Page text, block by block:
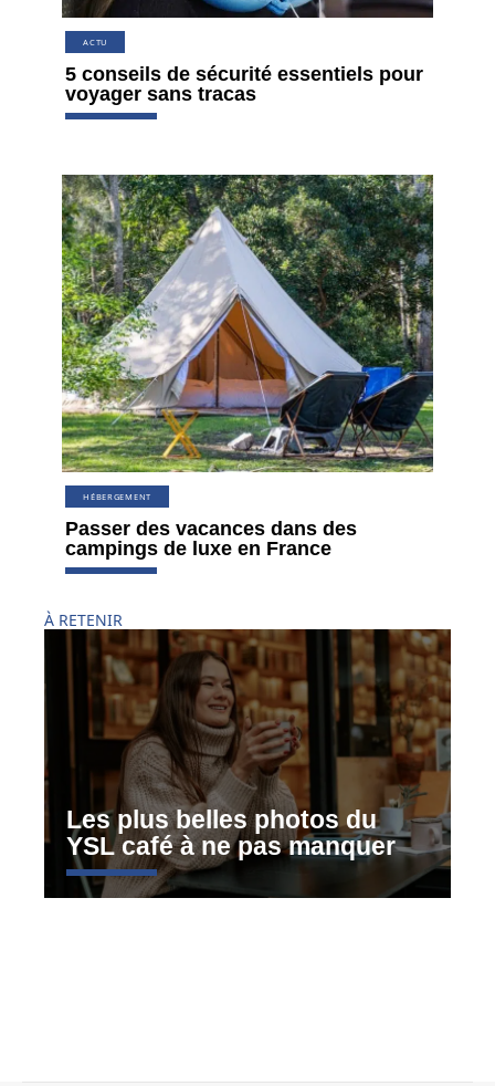
ACTU
5 conseils de sécurité essentiels pour
voyager sans tracas
HÉBERGEMENT
Passer des vacances dans des
campings de luxe en France
À RETENIR
Les plus belles photos du
YSL café à ne pas manquer